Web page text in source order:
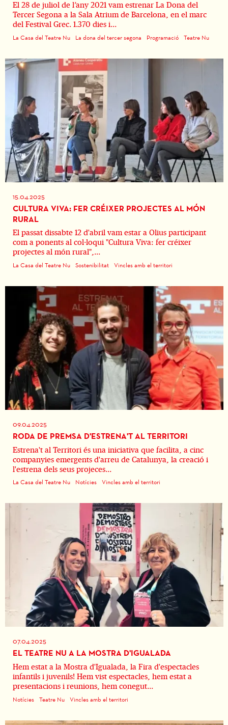
El 28 de juliol de l’any 2021 vam estrenar La Dona del
Tercer Segona a la Sala Atrium de Barcelona, en el marc
del Festival Grec. 1.370 dies i...
La Casa del Teatre Nu La dona del tercer segona Programació Teatre Nu
15.04.2025
CULTURA VIVA: FER CRÉIXER PROJECTES AL MÓN
RURAL
El passat dissabte 12 d'abril vam estar a Olius participant
com a ponents al col·loqui "Cultura Viva: fer créixer
projectes al món rural",...
La Casa del Teatre Nu Sostenibilitat Vincles amb el territori
09.04.2025
RODA DE PREMSA D'ESTRENA'T AL TERRITORI
Estrena't al Territori és una iniciativa que facilita, a cinc
companyies emergents d'arreu de Catalunya, la creació i
l'estrena dels seus projeces...
La Casa del Teatre Nu Notícies Vincles amb el territori
07.04.2025
EL TEATRE NU A LA MOSTRA D'IGUALADA
Hem estat a la Mostra d'Igualada, la Fira d'espectacles
infantils i juvenils! Hem vist espectacles, hem estat a
presentacions i reunions, hem conegut...
Notícies Teatre Nu Vincles amb el territori